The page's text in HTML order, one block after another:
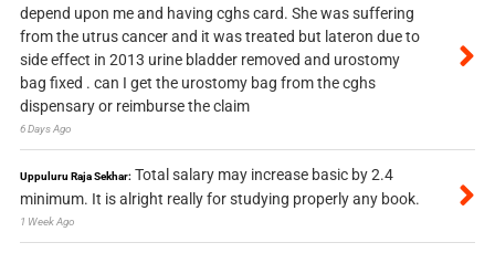
depend upon me and having cghs card. She was suffering
from the utrus cancer and it was treated but lateron due to
side effect in 2013 urine bladder removed and urostomy
bag fixed . can I get the urostomy bag from the cghs
dispensary or reimburse the claim
6 Days Ago
Uppuluru Raja Sekhar: Total salary may increase basic by 2.4
minimum. It is alright really for studying properly any book.
1 Week Ago